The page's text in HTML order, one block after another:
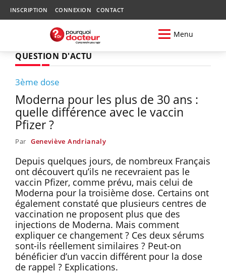
INSCRIPTION CONNEXION CONTACT
Menu
QUESTION D'ACTU
3ème dose
Moderna pour les plus de 30 ans :
quelle différence avec le vaccin
Pfizer ?
Par Geneviève Andrianaly
Depuis quelques jours, de nombreux Français
ont découvert qu’ils ne recevraient pas le
vaccin Pfizer, comme prévu, mais celui de
Moderna pour la troisième dose. Certains ont
également constaté que plusieurs centres de
vaccination ne proposent plus que des
injections de Moderna. Mais comment
expliquer ce changement ? Ces deux sérums
sont-ils réellement similaires ? Peut-on
bénéficier d’un vaccin différent pour la dose
de rappel ? Explications.